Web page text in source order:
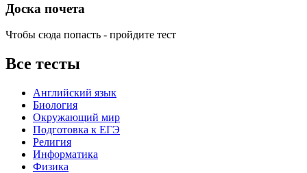
Доска почета
Чтобы сюда попасть - пройдите тест
Все тесты
Английский язык
Биология
Окружающий мир
Подготовка к ЕГЭ
Религия
Информатика
Физика